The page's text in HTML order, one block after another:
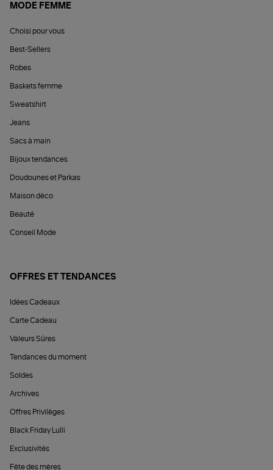
MODE FEMME
Choisi pour vous
Best-Sellers
Robes
Baskets femme
Sweatshirt
Jeans
Sacs à main
Bijoux tendances
Doudounes et Parkas
Maison déco
Beauté
Conseil Mode
OFFRES ET TENDANCES
Idées Cadeaux
Carte Cadeau
Valeurs Sûres
Tendances du moment
Soldes
Archives
Offres Privilèges
Black Friday Lulli
Exclusivités
Fête des mères